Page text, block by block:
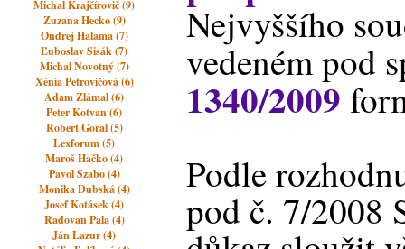
Michal Krajčírovič (9)
Zuzana Hecko (9)
Ondrej Halama (7)
Ľuboslav Sisák (7)
Michal Novotný (7)
Xénia Petrovičová (6)
Adam Zlámal (6)
Peter Kotvan (6)
Robert Goral (5)
Lexforum (5)
Maroš Hačko (4)
Pavol Szabo (4)
Monika Dubská (4)
Josef Kotásek (4)
Radovan Pala (4)
Ján Lazur (4)
Nejvyššího
vedeném pod
1340/2009
Podle
pod č. 7/2008